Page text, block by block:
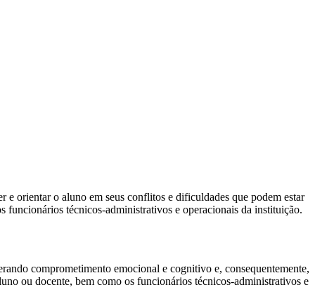
orientar o aluno em seus conflitos e dificuldades que podem estar
funcionários técnicos-administrativos e operacionais da instituição.
comprometimento emocional e cognitivo e, consequentemente,
ou docente, bem como os funcionários técnicos-administrativos e